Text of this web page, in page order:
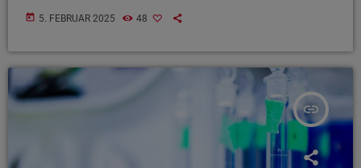
today 5. FEBRUAR 2025 48
insert_link